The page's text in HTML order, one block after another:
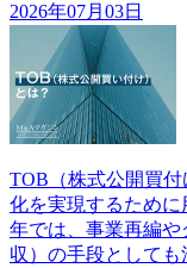
2026年07月03日
TOB（株式公開買
化を実現するため
年では、事業再編
収）の手段として